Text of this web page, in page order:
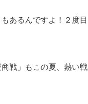
あるんですよ！２度目
戦」もこの夏、熱い戦